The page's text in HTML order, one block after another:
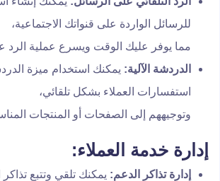
للرسائل الواردة على قنواتك الاجتماعية،
مما يوفر عليك الوقت ويسرع عملية الرد
الدردشة الآلية: يمكنك استخدام ميزة
استفسارات العملاء بشكل تلقائي،
وتوجيههم إلى الصفحات أو المنتجات
إدارة خدمة العملاء:
إدارة تذاكر الدعم: يمكنك تلقي وتتبع